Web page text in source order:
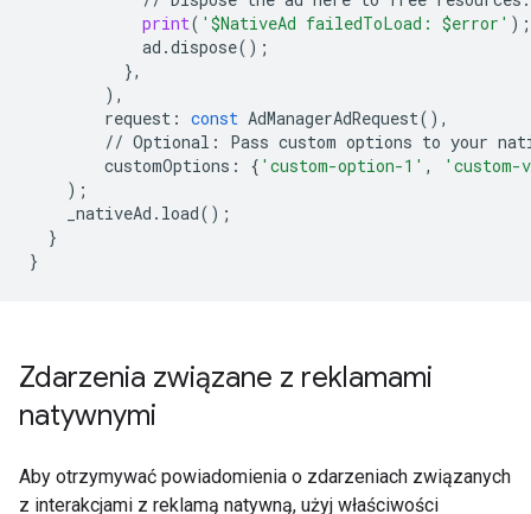
print( '$NativeAd failedToLoad: $error' );
ad .dispose();
},
),
request : const AdManagerAdRequest(),
// Optional : Pass custom options to your
customOptions : { 'custom-option-1' ,
'custom-
);
_nativeAd . load();
}
}
Zdarzenia związane z reklamami
natywnymi
Aby otrzymywać powiadomienia o zdarzeniach związanych
z interakcjami z reklamą natywną, użyj właściwości